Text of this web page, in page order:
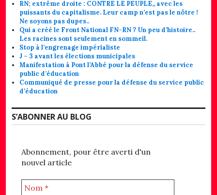
RN; extrême droite : CONTRE LE PEUPLE,, avec les
puissants du capitalisme. Leur camp n’est pas le nôtre !
Ne soyons pas dupes..
Qui a créé le Front National FN-RN ? Un peu d’histoire..
Les racines sont seulement en sommeil.
Stop à l’engrenage impérialiste
J – 3 avant les élections municipales
Manifestation à Pont l’Abbé pour la défense du service
public d’éducation
Communiqué de presse pour la défense du service public
d’éducation
S’ABONNER AU BLOG
Abonnement, pour être averti d'un
nouvel article